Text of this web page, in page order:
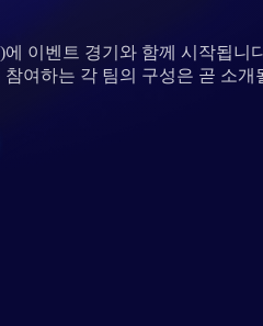
이벤트 경기와 함께 시작됩니
여하는 각 팀의 구성은 곧 소개